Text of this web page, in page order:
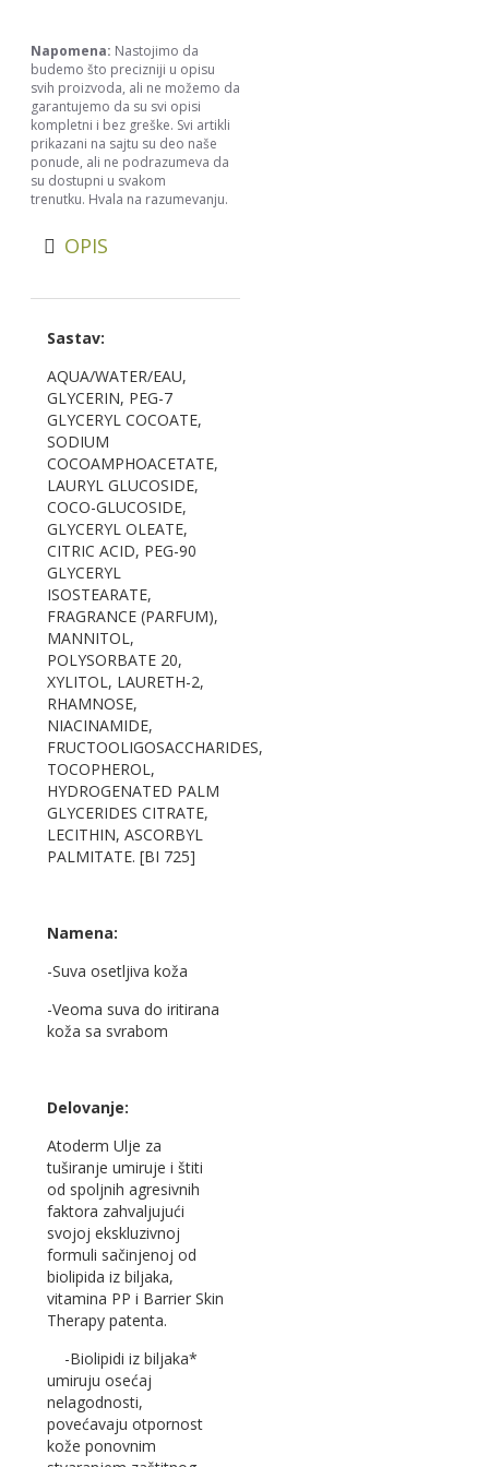
Napomena: Nastojimo da
budemo što precizniji u opisu
svih proizvoda, ali ne možemo da
garantujemo da su svi opisi
kompletni i bez greške. Svi artikli
prikazani na sajtu su deo naše
ponude, ali ne podrazumeva da
su dostupni u svakom
trenutku. Hvala na razumevanju.
OPIS
Sastav:
AQUA/WATER/EAU,
GLYCERIN, PEG-7
GLYCERYL COCOATE,
SODIUM
COCOAMPHOACETATE,
LAURYL GLUCOSIDE,
COCO-GLUCOSIDE,
GLYCERYL OLEATE,
CITRIC ACID, PEG-90
GLYCERYL
ISOSTEARATE,
FRAGRANCE (PARFUM),
MANNITOL,
POLYSORBATE 20,
XYLITOL, LAURETH-2,
RHAMNOSE,
NIACINAMIDE,
FRUCTOOLIGOSACCHARIDES,
TOCOPHEROL,
HYDROGENATED PALM
GLYCERIDES CITRATE,
LECITHIN, ASCORBYL
PALMITATE. [BI 725]
Namena:
-Suva osetljiva koža
-Veoma suva do iritirana
koža sa svrabom
Delovanje:
Atoderm Ulje za
tuširanje umiruje i štiti
od spoljnih agresivnih
faktora zahvaljujući
svojoj ekskluzivnoj
formuli sačinjenoj od
biolipida iz biljaka,
vitamina PP i Barrier Skin
Therapy patenta.
-Biolipidi iz biljaka*
umiruju osećaj
nelagodnosti,
povećavaju otpornost
kože ponovnim